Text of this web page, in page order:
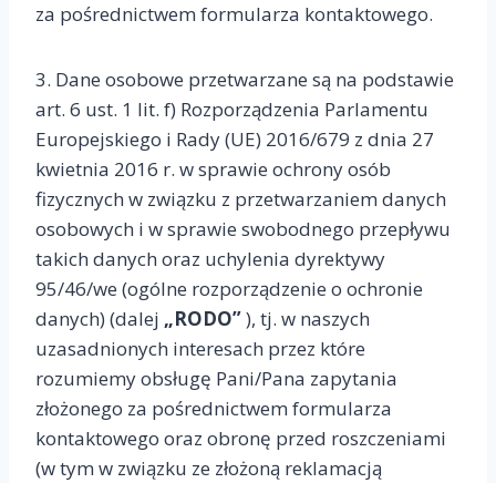
za pośrednictwem formularza kontaktowego.
3. Dane osobowe przetwarzane są na podstawie
art. 6 ust. 1 lit. f) Rozporządzenia Parlamentu
Europejskiego i Rady (UE) 2016/679 z dnia 27
kwietnia 2016 r. w sprawie ochrony osób
fizycznych w związku z przetwarzaniem danych
osobowych i w sprawie swobodnego przepływu
takich danych oraz uchylenia dyrektywy
95/46/we (ogólne rozporządzenie o ochronie
danych) (dalej „RODO”), tj. w naszych
uzasadnionych interesach przez które
rozumiemy obsługę Pani/Pana zapytania
złożonego za pośrednictwem formularza
kontaktowego oraz obronę przed roszczeniami
(w tym w związku ze złożoną reklamacją